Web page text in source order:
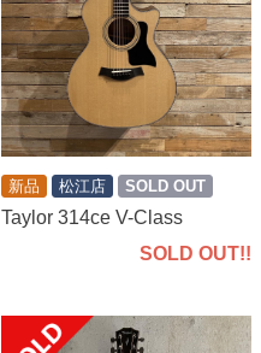
新品 松江店 SOLD OUT
Taylor 314ce V-Class
SOLD OUT!!